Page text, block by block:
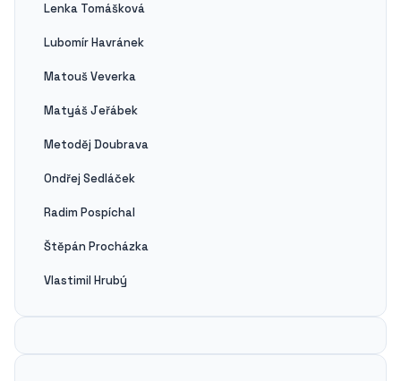
Lenka Tomášková
Lubomír Havránek
Matouš Veverka
Matyáš Jeřábek
Metoděj Doubrava
Ondřej Sedláček
Radim Pospíchal
Štěpán Procházka
Vlastimil Hrubý